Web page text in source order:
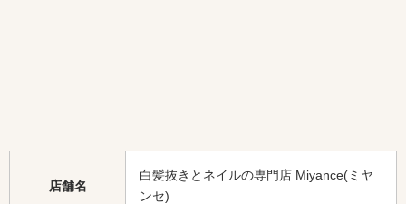
店舗名
白髪抜きとネイルの専門店 Miyance(ミヤ
ンセ)